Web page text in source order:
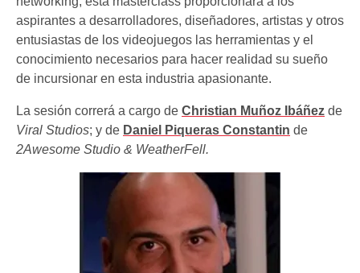
aspirantes a desarrolladores, diseñadores, artistas y otros
entusiastas de los videojuegos las herramientas y el
conocimiento necesarios para hacer realidad su sueño
de incursionar en esta industria apasionante.
La sesión correrá a cargo de Christian Muñoz Ibáñez de
Viral Studios; y de Daniel Piqueras Constantin de
2Awesome Studio & WeatherFell.